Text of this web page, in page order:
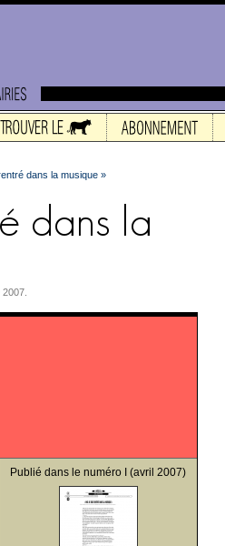
dans la musique »
Publié dans le numéro I (avril 2007)